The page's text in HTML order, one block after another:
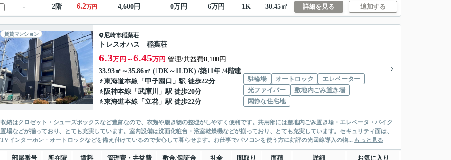
-
2階 6.2万円 4,600円 0万円 6万円 1K 30.45㎡ 詳細を見る 追加する
賃貸マンション 尼崎市稲葉荘
トレスオハス 稲葉荘
6.3万円～6.45万円 管理/共益費8,100円
33.93㎡～35.86㎡ (1DK～1LDK) /築11年 /4階建
東海道本線 「 甲子園口 」駅 徒歩22分
阪神本線 「 武庫川
」駅 徒歩20分
東海道本線 「 立花」駅 徒歩22分
駐輪場 オートロック
エレベーター
光ファイバー
敷地内ごみ置き場
閑静な住宅地
収納はクロゼット・シューズボックスなど豊富なので、衣類や履き物の整理がしやすく便利です。共用部には敷地内ごみ置き場・エレベータ・バイク
置場などが揃っており、とても充実しています。室内設備は洗面化粧台・浴室乾燥機などが揃っており、とても充実しています。セキュリティ面は、
TVインターホン・オートロックなどを備え付けているので安心して暮らせます。お仕事でパソコンを使う方に好評の光回線導入の物... もっと見る
部屋番号 所在階 賃料 管理費・共益費 敷金/保証金 礼金 間取り 面積 詳細 お気に入り